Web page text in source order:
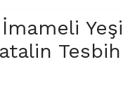
Tesbih